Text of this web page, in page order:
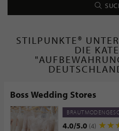
STILPUNKTE®
DIE
Boss Wedding Stores
4.0/5.0 (4)